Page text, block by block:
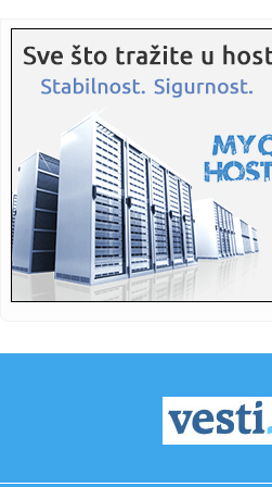
16:15: Američka firma donela
Grenland i...
16:12:
16:12:U Mađarskoj oboren
16:11:Mediji: Blokaderi
zamerki
16:10:PARTIZAN GA JE ŽELEO,
Miletić otkr...
Novosadski studenti